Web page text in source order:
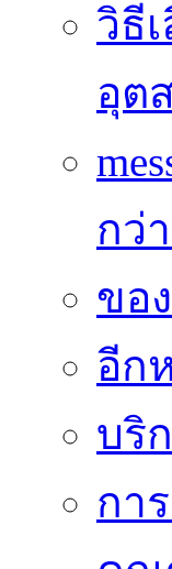
วิธี
อุต
กว่
ขอ
อีก
บริ
กา